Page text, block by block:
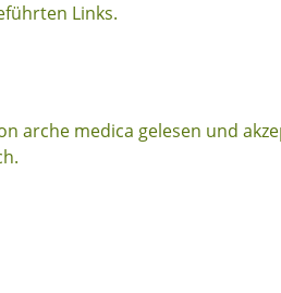
Links.
arche medica gelesen und